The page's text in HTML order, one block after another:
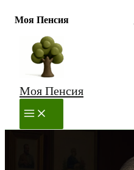
Моя Пенсия
Перейти
содержимому
Моя Пенсия
MAIN
MENU